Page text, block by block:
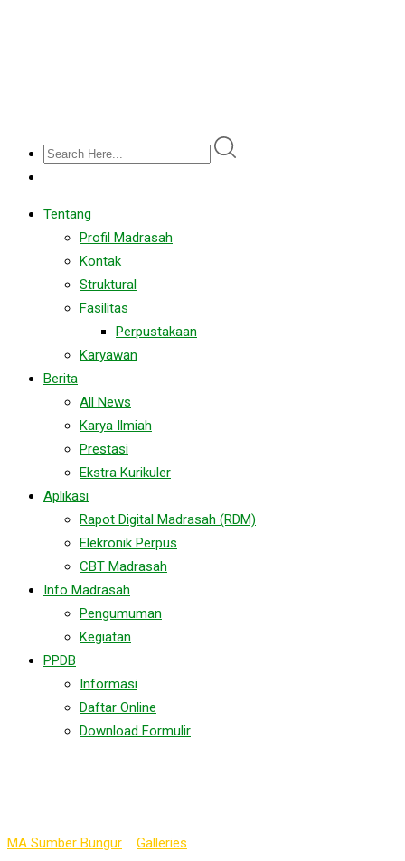
Tentang
Profil Madrasah
Kontak
Struktural
Fasilitas
Perpustakaan
Karyawan
Berita
All News
Karya Ilmiah
Prestasi
Ekstra Kurikuler
Aplikasi
Rapot Digital Madrasah (RDM)
Elekronik Perpus
CBT Madrasah
Info Madrasah
Pengumuman
Kegiatan
PPDB
Informasi
Daftar Online
Download Formulir
MA Sumber Bungur Galleries